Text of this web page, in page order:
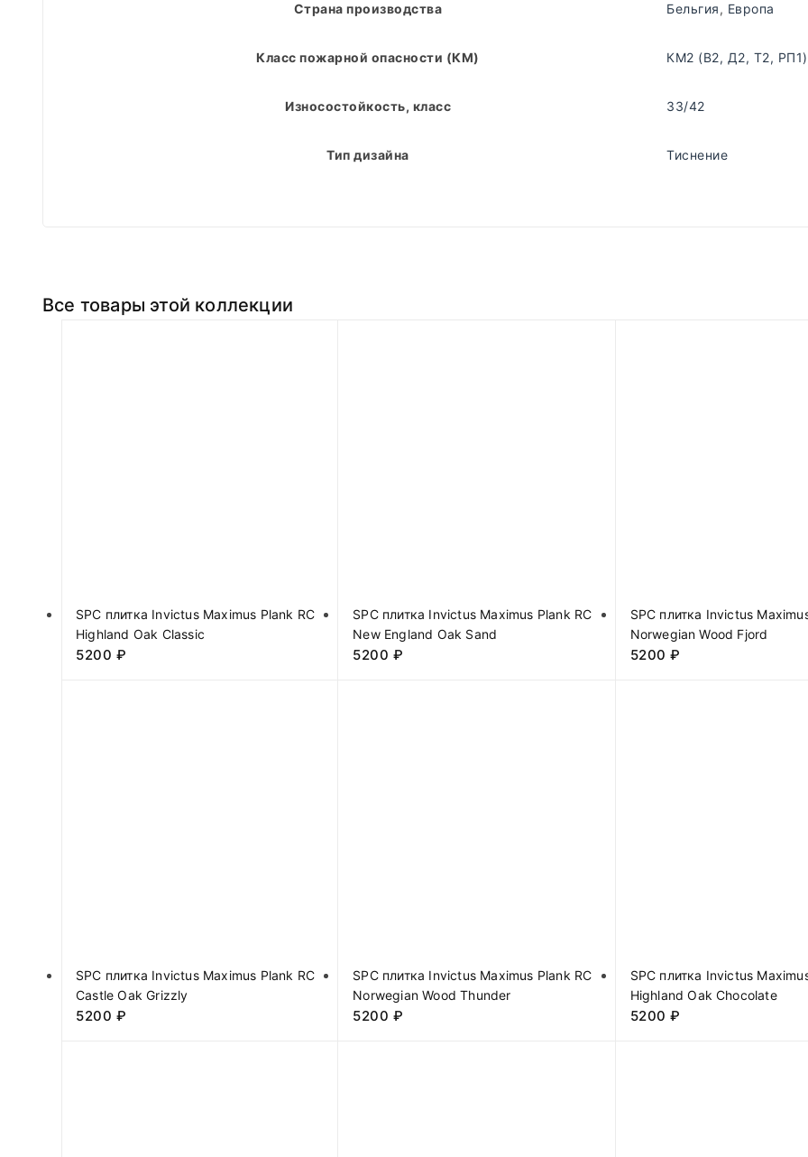
Страна производства Бельгия, Европа
Класс пожарной опасности (КМ) КМ2 (В2, Д2, Т2, РП1)
Износостойкость, класс 33/42
Тип дизайна Тиснение
Все товары этой коллекции
SPC плитка Invictus Maximus Plank RC
Highland Oak Classic
5200 ₽
SPC плитка Invictus Maximus Plank RC
New England Oak Sand
5200 ₽
SPC плитка Invictus
Norwegian Wood Fjord
5200 ₽
SPC плитка Invictus Maximus Plank RC
Castle Oak Grizzly
5200 ₽
SPC плитка Invictus Maximus Plank RC
Norwegian Wood Thunder
5200 ₽
SPC плитка Invictus
Highland Oak Chocolate
5200 ₽